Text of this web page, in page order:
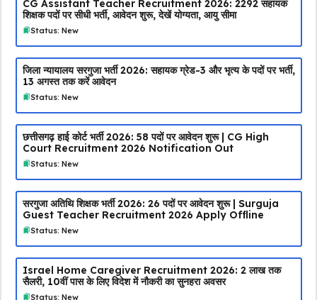
CG Assistant Teacher Recruitment 2026: 2292 सहायक
शिक्षक पदों पर सीधी भर्ती, आवेदन शुरू, देखें योग्यता, आयु सीमा
Status: New
जिला न्यायालय सरगुजा भर्ती 2026: सहायक ग्रेड-3 और भृत्य के पदों पर भर्ती,
13 अगस्त तक करें आवेदन
Status: New
छत्तीसगढ़ हाई कोर्ट भर्ती 2026: 58 पदों पर आवेदन शुरू | CG High
Court Recruitment 2026 Notification Out
Status: New
सरगुजा अतिथि शिक्षक भर्ती 2026: 26 पदों पर आवेदन शुरू | Surguja
Guest Teacher Recruitment 2026 Apply Offline
Status: New
Israel Home Caregiver Recruitment 2026: ₹2 लाख तक
सैलरी, 10वीं पास के लिए विदेश में नौकरी का सुनहरा अवसर
Status: New